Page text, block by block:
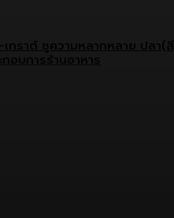
ทราต์ ชูความหลากหลาย ปลา(